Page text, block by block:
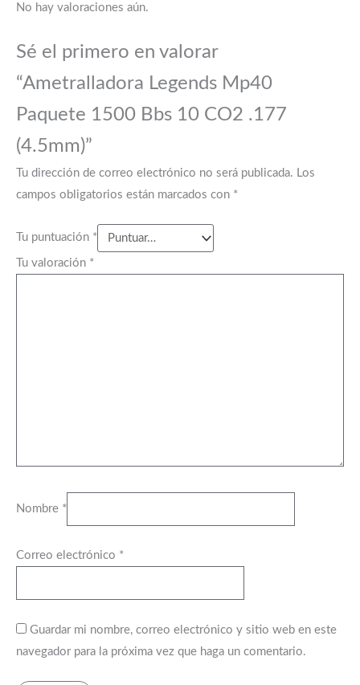
No hay valoraciones aún.
Sé el primero en valorar
“Ametralladora Legends Mp40
Paquete 1500 Bbs 10 CO2 .177
(4.5mm)”
Tu dirección de correo electrónico no será publicada. Los
campos obligatorios están marcados con *
Tu puntuación *
Tu valoración *
Nombre *
Correo electrónico *
Guardar mi nombre, correo electrónico y sitio web en este
navegador para la próxima vez que haga un comentario.